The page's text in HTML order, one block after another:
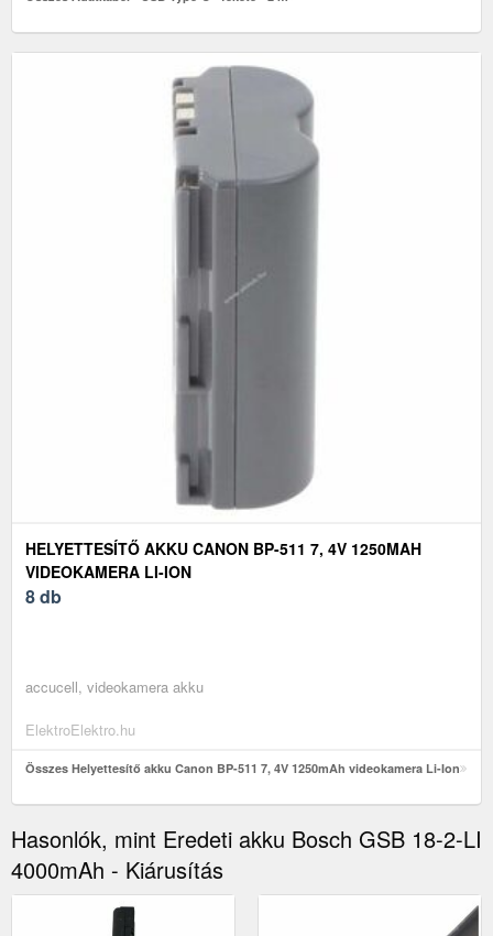
HELYETTESÍTŐ AKKU CANON BP-511 7, 4V 1250MAH
VIDEOKAMERA LI-ION
8 db
accucell, videokamera akku
ElektroElektro.hu
Összes Helyettesítő akku Canon BP-511 7, 4V 1250mAh videokamera Li-Ion
Hasonlók, mint Eredeti akku Bosch GSB 18-2-LI
4000mAh - Kiárusítás